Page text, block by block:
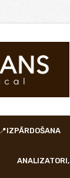
📍IZPĀRDOŠANA